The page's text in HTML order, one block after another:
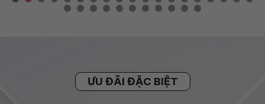
ƯU ĐÃI ĐẶC BIỆT